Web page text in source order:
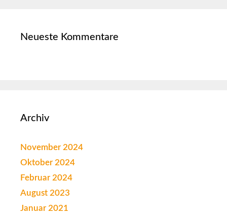
Neueste Kommentare
Archiv
November 2024
Oktober 2024
Februar 2024
August 2023
Januar 2021